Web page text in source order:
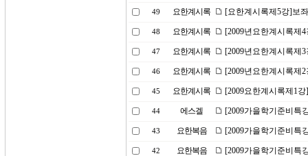
49 요한계시록 [요한계시록제5강]보
48 요한계시록 [2009년요한계시록제
47 요한계시록 [2009년요한계시록제
46 요한계시록 [2009년요한계시록제
45 요한계시록 [2009요한계시록제1
44 에스겔 [2009가을학기준비특
43 요한복음 [2009가을학기준비특
42 요한복음 [2009가을학기준비특